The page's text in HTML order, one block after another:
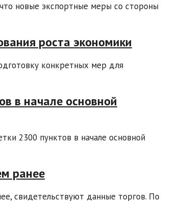
новые экспортные меры со стороны
роста экономики
конкретных мер для
в начале основной
2300 пунктов в начале основной
ранее
свидетельствуют данные торгов. По